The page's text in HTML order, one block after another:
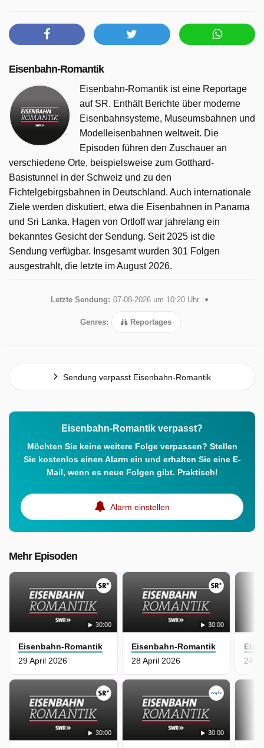
Eisenbahn-Romantik
Eisenbahn-Romantik ist eine Reportage
auf SR. Enthält Berichte über moderne
Eisenbahnsysteme, Museumsbahnen und
Modelleisenbahnen weltweit. Die
Episoden führen den Zuschauer an
verschiedene Orte, beispielsweise zum Gotthard-
Basistunnel in der Schweiz und zu den
Fichtelgebirgsbahnen in Deutschland. Auch internationale
Ziele werden diskutiert, etwa die Eisenbahnen in Panama
und Sri Lanka. Hagen von Ortloff war jahrelang ein
bekanntes Gesicht der Sendung. Seit 2025 ist die
Sendung verfügbar. Insgesamt wurden 301 Folgen
ausgestrahlt, die letzte im August 2026.
Letzte Sendung: 07-08-2026 um 10:20 Uhr
Genres: Reportages
Sendung verpasst Eisenbahn-Romantik
Eisenbahn-Romantik verpasst?
Möchten Sie keine weitere Folge verpassen? Stellen
Sie kostenlos einen Alarm ein und erhalten Sie eine E-
Mail, wenn es neue Folgen gibt. Praktisch!
Alarm einstellen
Mehr Episoden
30:00
Eisenbahn-Romantik
29 April 2026
30:00
Eisenbahn-Romantik
28 April 2026
30:00 30:00
24